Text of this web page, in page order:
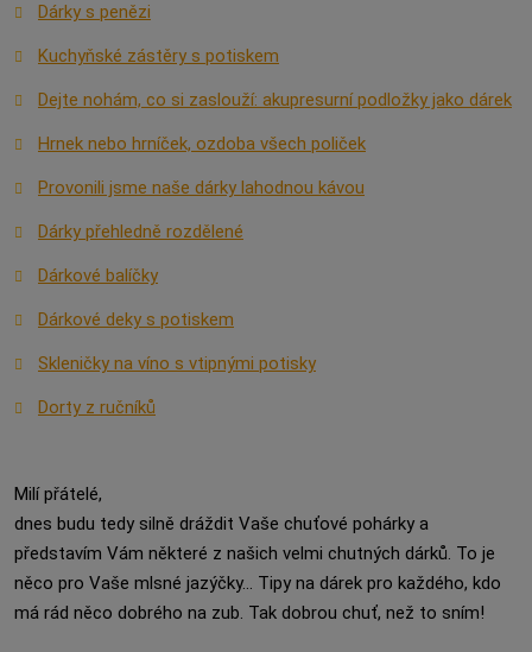
Dárky s penězi
Kuchyňské zástěry s potiskem
Dejte nohám, co si zaslouží: akupresurní podložky jako dárek
Hrnek nebo hrníček, ozdoba všech poliček
Provonili jsme naše dárky lahodnou kávou
Dárky přehledně rozdělené
Dárkové balíčky
Dárkové deky s potiskem
Skleničky na víno s vtipnými potisky
Dorty z ručníků
Milí přátelé,
dnes budu tedy silně dráždit Vaše chuťové pohárky a
představím Vám některé z našich velmi chutných dárků. To je
něco pro Vaše mlsné jazýčky... Tipy na dárek pro každého, kdo
má rád něco dobrého na zub. Tak dobrou chuť, než to sním!